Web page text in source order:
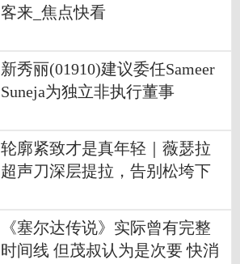
客来_焦点快看
新秀丽(01910)建议委任Sameer
Suneja为独立非执行董事
轮廓紧致才是真年轻｜薇瑟拉
超声刀深层提拉，告别松垮下
《塞尔达传说》实际曾有完整
时间线 但茂叔认为是次要 快消